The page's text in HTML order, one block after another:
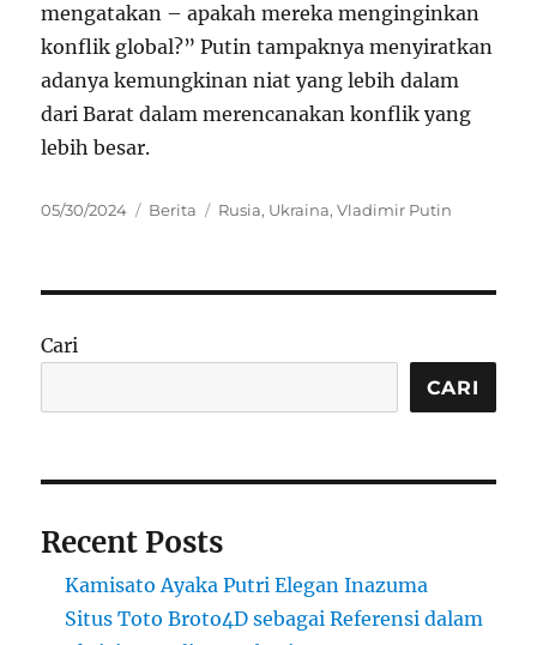
mengatakan – apakah mereka menginginkan
konflik global?” Putin tampaknya menyiratkan
adanya kemungkinan niat yang lebih dalam
dari Barat dalam merencanakan konflik yang
lebih besar.
Posted
05/30/2024 Categories
Berita Tags
Rusia, Ukraina,Vladimir Putin
Cari
CARI
Recent Posts
Kamisato Ayaka Putri Elegan Inazuma
Situs Toto Broto4D sebagai Referensi dalam